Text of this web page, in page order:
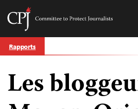
Skip
to
Committee
Journalists
Rapports
Les